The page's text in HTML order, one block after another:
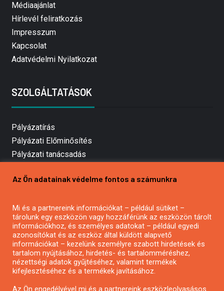
Médiaajánlat
Hírlevél feliratkozás
Impresszum
Kapcsolat
Adatvédelmi Nyilatkozat
SZOLGÁLTATÁSOK
Pályázatírás
Pályázati Előminősítés
Pályázati tanácsadás
Mezőgazdasági pályázatírás
Pályázatírás civil szervezeteknek
Pályázatírás önkormányzatoknak
Pályázatfigyelés
Specifikus pályázatfigyelés vagy hírlevél
Az Ön adatainak védelme fontos a számunkra
Mi és a partnereink információkat – például sütiket –
tárolunk egy eszközön vagy hozzáférünk az eszközön tárolt
információkhoz, és személyes adatokat – például egyedi
azonosítókat és az eszköz által küldött alapvető
információkat – kezelünk személyre szabott hirdetések és
tartalom nyújtásához, hirdetés- és tartalomméréshez,
nézettségi adatok gyűjtéséhez, valamint termékek
kifejlesztéséhez és a termékek javításához.
Az Ön engedélyével mi és a partnereink eszközleolvasásos